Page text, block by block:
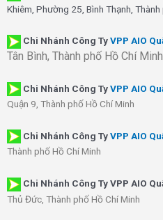
Khiêm, Phường 25, Bình Thạnh,
Chi Nhánh Công TyVPP AIO
Tân Bình, Thành phố Hồ Chí Minh
Chi Nhánh Công TyVPP AIO
Quận 9, Thành phố Hồ Chí Minh
Chi Nhánh Công TyVPP AIO
Thành phố Hồ Chí Minh
Chi Nhánh Công Ty VPP AIO
Thủ Đức, Thành phố Hồ Chí Minh